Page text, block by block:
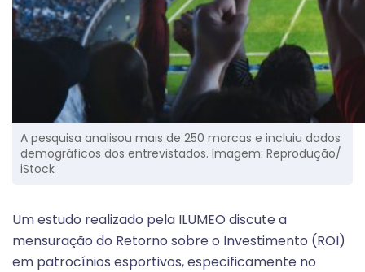
A pesquisa analisou mais de 250 marcas e incluiu dados
demográficos dos entrevistados. Imagem: Reprodução/
iStock
Um estudo realizado pela ILUMEO discute a
mensuração do Retorno sobre o Investimento (ROI)
em patrocínios esportivos, especificamente no